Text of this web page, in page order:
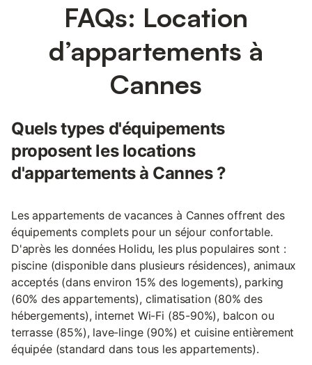
FAQs: Location
d’appartements à
Cannes
Quels types d'équipements
proposent les locations
d'appartements à Cannes ?
Les appartements de vacances à Cannes offrent des
équipements complets pour un séjour confortable.
D'après les données Holidu, les plus populaires sont :
piscine (disponible dans plusieurs résidences), animaux
acceptés (dans environ 15% des logements), parking
(60% des appartements), climatisation (80% des
hébergements), internet Wi-Fi (85-90%), balcon ou
terrasse (85%), lave-linge (90%) et cuisine entièrement
équipée (standard dans tous les appartements).